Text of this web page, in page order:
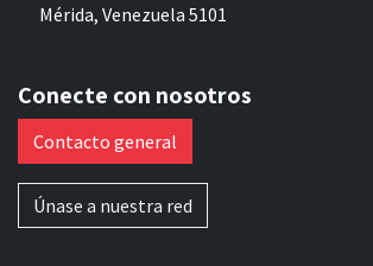
Mérida, Venezuela 5101
Conecte con nosotros
Contacto general
Únase a nuestra red